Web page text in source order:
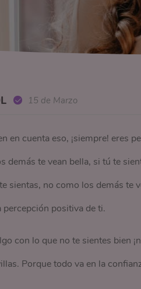
15 de Marzo
en cuenta eso, ¡siempre! eres
demás te vean bella, si tú te
sientas, no como los demás te
positiva de ti.
con lo que no te sientes bien
Porque todo va en la